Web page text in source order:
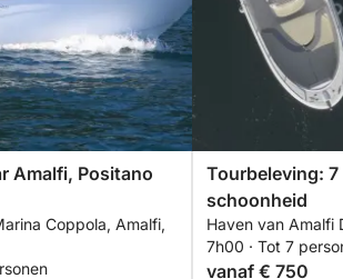
Amalfi, Positano
Coppola, Amalfi,
Tourbeleving:
schoonheid
Haven van Amalfi
7h00 · Tot 7
vanaf € 750